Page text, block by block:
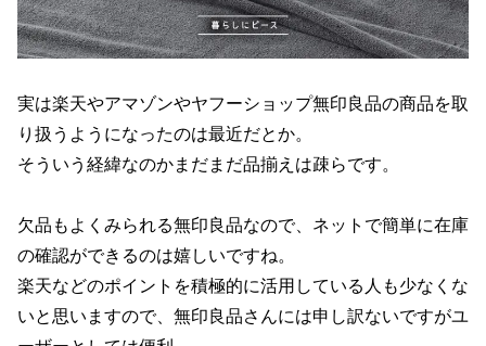
実は楽天やアマゾンやヤフーショップ無印良品の商品を取
り扱うようになったのは最近だとか。
そういう経緯なのかまだまだ品揃えは疎らです。
欠品もよくみられる無印良品なので、ネットで簡単に在庫
の確認ができるのは嬉しいですね。
楽天などのポイントを積極的に活用している人も少なくな
いと思いますので、無印良品さんには申し訳ないですがユ